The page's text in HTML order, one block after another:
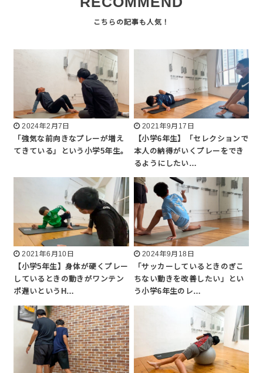
2024年2月7日
「強気な前向きなプレーが増え
てきている」という小学5年生。
2021年9月17日
【小学6年生】「セレクションで
本人の納得がいくプレーをでき
るようにしたい…
2021年6月10日
【小学5年生】身体が硬くプレー
しているときの動きがワンテン
ポ遅いというH…
2024年9月18日
「サッカーしているときのぎこ
ちない動きを改善したい」とい
う小学6年生のレ…